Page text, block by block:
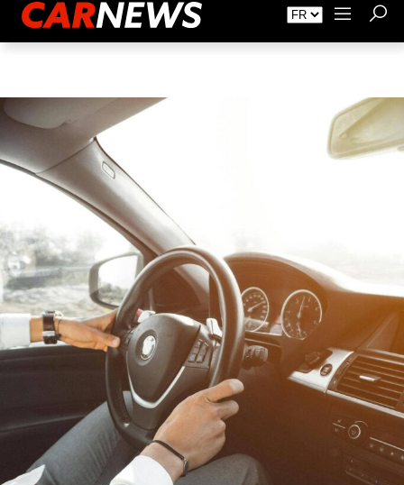
Faire de la Publicité À propos de Carnews.fr Contact